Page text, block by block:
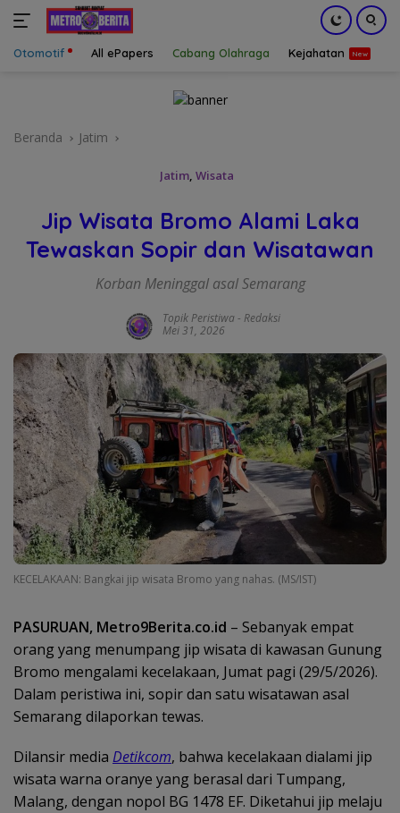
Otomotif All ePapers Cabang Olahraga Kejahatan
Beranda Jatim
Jatim, Wisata
Jip Wisata Bromo Alami Laka
Tewaskan Sopir dan Wisatawan
Korban Meninggal asal Semarang
Topik Peristiwa- Redaksi
Mei 31, 2026
KECELAKAAN: Bangkai jip wisata Bromo yang nahas. (MS/IST)
PASURUAN, Metro9Berita.co.id – Sebanyak empat
orang yang menumpang jip wisata di kawasan Gunung
Bromo mengalami kecelakaan, Jumat pagi (29/5/2026).
Dalam peristiwa ini, sopir dan satu wisatawan asal
Semarang dilaporkan tewas.
Dilansir media Detikcom, bahwa kecelakaan dialami jip
wisata warna oranye yang berasal dari Tumpang,
Malang, dengan nopol BG 1478 EF. Diketahui jip melaju